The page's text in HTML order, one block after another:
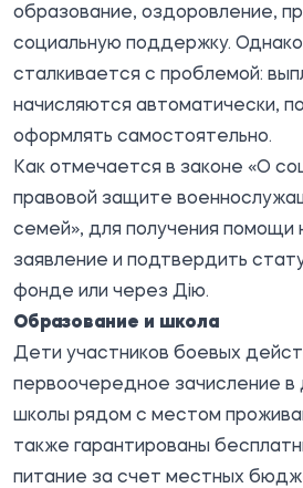
образование, оздоровление,
социальную поддержку.
сталкивается с проблемой:
начисляются автоматически,
оформлять самостоятельно.
Как отмечается в законе «О
правовой защите
семей», для получения помощи
заявление и подтвердить
фонде или через Дію.
Образование и школа
Дети участников боевых
первоочередное зачисление в
школы рядом с местом
также гарантированы
питание за счет местных